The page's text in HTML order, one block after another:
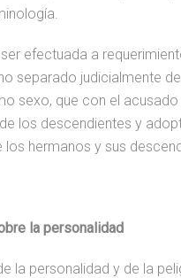
efectuada a
separado judicialmente
sexo, que con el
los descendientes y
hermanos y sus
la personalidad
la personalidad y de la